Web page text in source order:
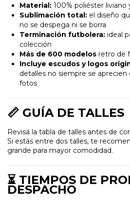
Material: 100% poliéster liviano
Sublimación total: el diseño
no se despega ni se borra
Terminación futbolera: ideal
colección
Más de 600 modelos retro de
Incluye escudos y logos
detalles no siempre se
fotos
📏 GUÍA DE TALLES
Revisá la tabla de talles antes de
Si estás entre dos talles, te
grande para mayor comodidad.
⏳ TIEMPOS DE
DESPACHO